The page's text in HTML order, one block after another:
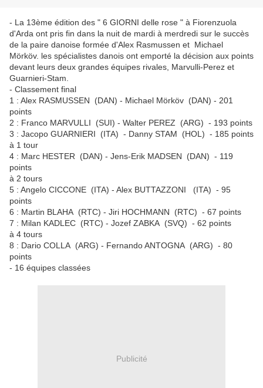
- La 13ème édition des " 6 GIORNI delle rose " à Fiorenzuola
d'Arda ont pris fin dans la nuit de mardi à merdredi sur le succès
de la paire danoise formée d'Alex Rasmussen et Michael
Mörköv. les spécialistes danois ont emporté la décision aux points
devant leurs deux grandes équipes rivales, Marvulli-Perez et
Guarnieri-Stam.
- Classement final
1 : Alex RASMUSSEN (DAN) - Michael Mörköv (DAN) - 201
points
2 : Franco MARVULLI (SUI) - Walter PEREZ (ARG) - 193 points
3 : Jacopo GUARNIERI (ITA) - Danny STAM (HOL) - 185 points
à 1 tour
4 : Marc HESTER (DAN) - Jens-Erik MADSEN (DAN) - 119
points
à 2 tours
5 : Angelo CICCONE (ITA) - Alex BUTTAZZONI (ITA) - 95
points
6 : Martin BLAHA (RTC) - Jiri HOCHMANN (RTC) - 67 points
7 : Milan KADLEC (RTC) - Jozef ZABKA (SVQ) - 62 points
à 4 tours
8 : Dario COLLA (ARG) - Fernando ANTOGNA (ARG) - 80
points
- 16 équipes classées
Publicité